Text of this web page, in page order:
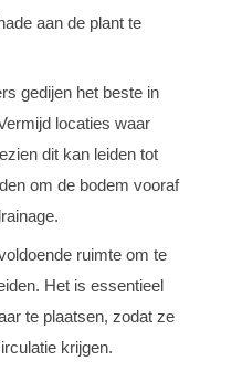
aan de plant te
gedijen het beste in
locaties waar
dit kan leiden tot
om de bodem vooraf
ruimte om te
Het is essentieel
te plaatsen, zodat ze
krijgen.